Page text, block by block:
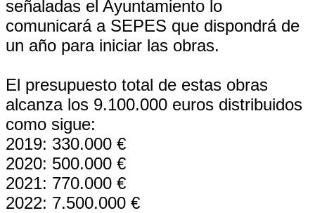
señaladas el Ayuntamiento lo
comunicará a SEPES que dispondrá de
un año para iniciar las obras.
El presupuesto total de estas obras
alcanza los 9.100.000 euros distribuidos
como sigue:
2019: 330.000 €
2020: 500.000 €
2021: 770.000 €
2022: 7.500.000 €